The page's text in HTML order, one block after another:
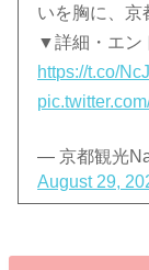
いを胸に、京
▼詳細・エン
https://t.co/
— 京都観光
August 29,